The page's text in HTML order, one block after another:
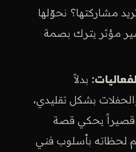
مشاركتها؟ نحوّلها
مؤثر يترك بصمة
بدلاً
بشكل تقليدي،
قصيراً يحكي قصة
لحظاته بأسلوب فني